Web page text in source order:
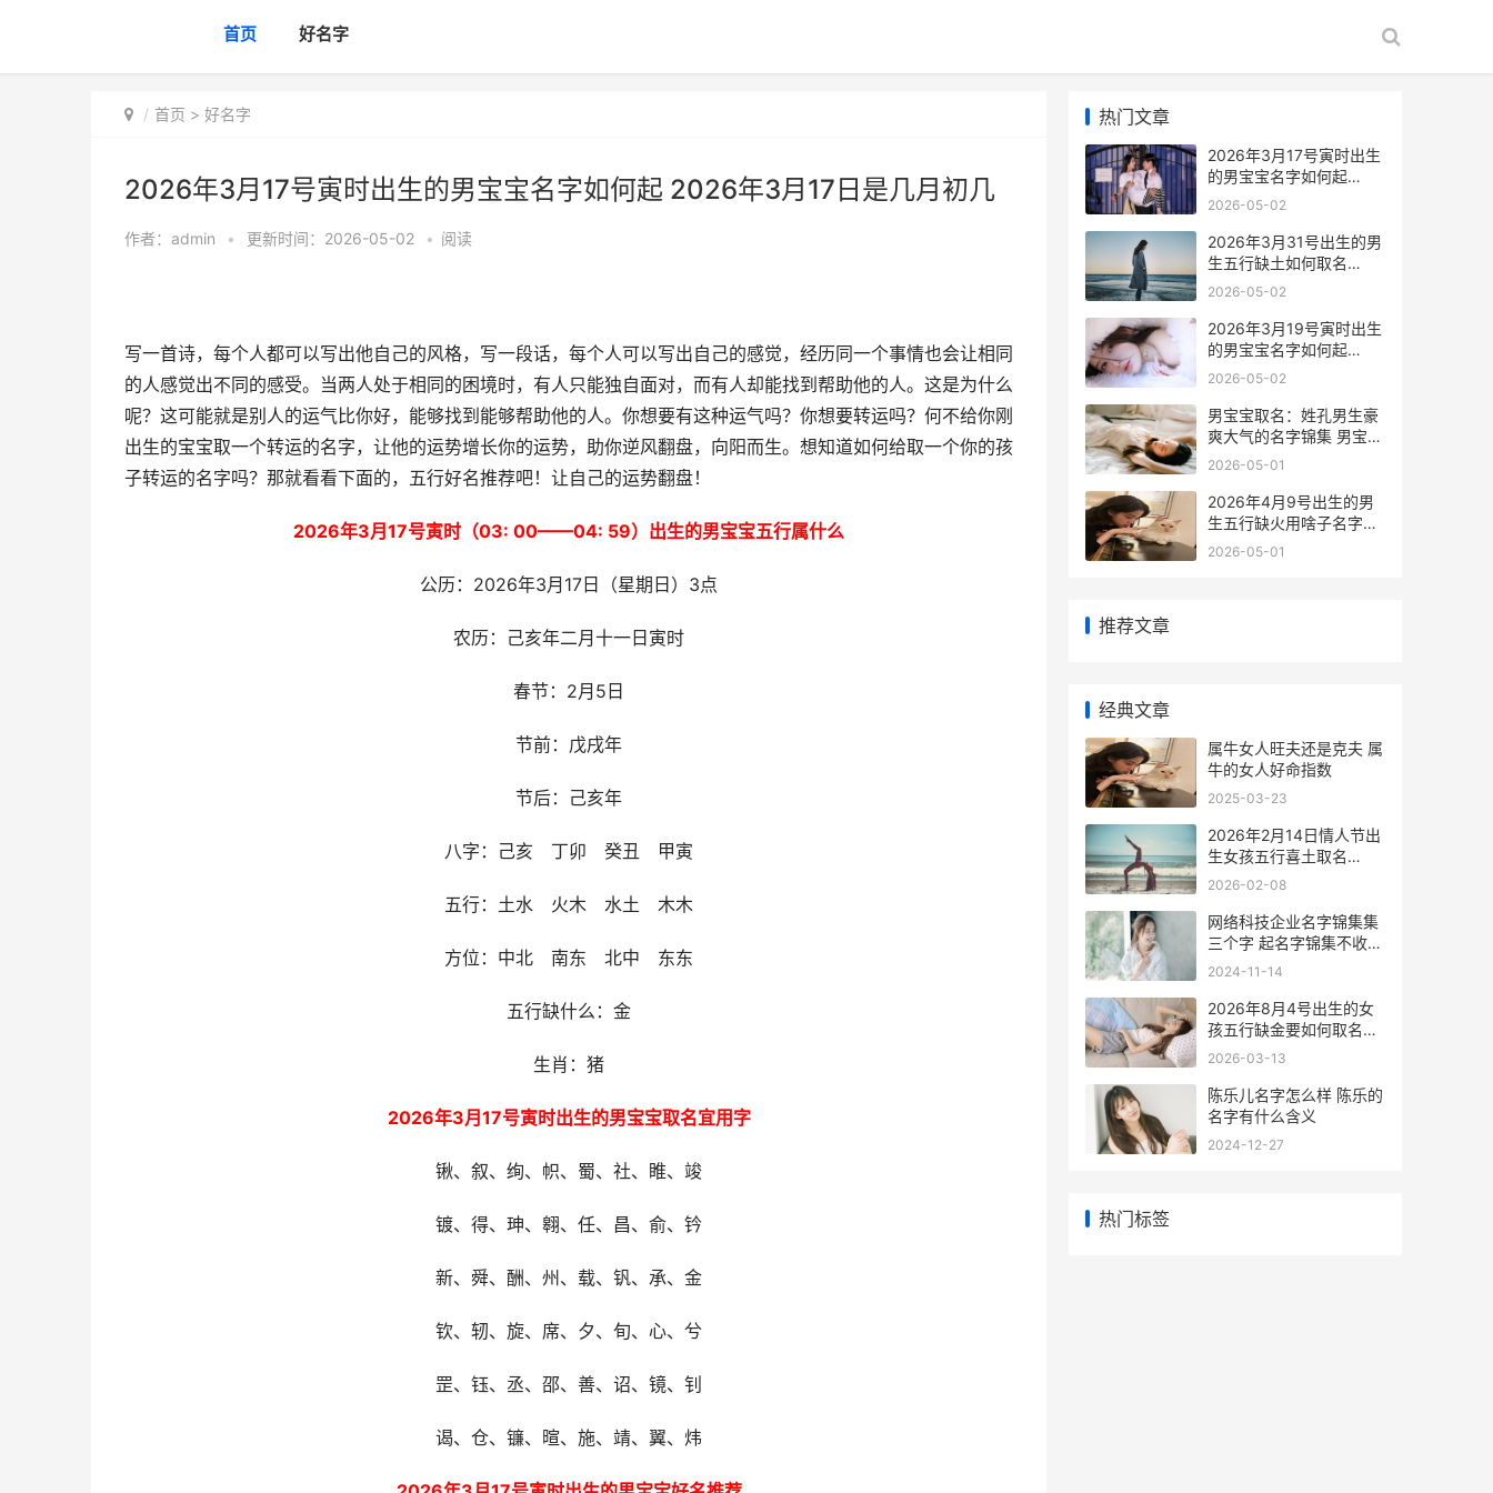
首页 好名字
首页 > 好名字
2026年3月17号寅时出生的男宝宝名字如何起 2026年3月17日是几月初几
作者： admin • 更新时间：2026-05-02 • 阅读
写一首诗，每个人都可以写出他自己的风格，写一段话，每个人可以写出自己的感觉，经历同一个事情也会让相同
的人感觉出不同的感受。当两人处于相同的困境时，有人只能独自面对，而有人却能找到帮助他的人。这是为什么
呢？这可能就是别人的运气比你好，能够找到能够帮助他的人。你想要有这种运气吗？你想要转运吗？何不给你刚
出生的宝宝取一个转运的名字，让他的运势增长你的运势，助你逆风翻盘，向阳而生。想知道如何给取一个你的孩
子转运的名字吗？那就看看下面的，五行好名推荐吧！让自己的运势翻盘！
2026年3月17号寅时（03: 00——04: 59）出生的男宝宝五行属什么
公历：2026年3月17日（星期日）3点
农历：己亥年二月十一日寅时
春节：2月5日
节前：戊戌年
节后：己亥年
八字：己亥 丁卯 癸丑 甲寅
五行：土水 火木 水土 木木
方位：中北 南东 北中 东东
五行缺什么：金
生肖：猪
2026年3月17号寅时出生的男宝宝取名宜用字
锹、叙、绚、帜、蜀、社、睢、竣
镀、得、珅、翱、任、昌、俞、钤
新、舜、酬、州、载、钒、承、金
钦、轫、旋、席、夕、旬、心、兮
罡、钰、丞、邵、善、诏、镜、钊
谒、仓、镰、暄、施、靖、翼、炜
热门文章
2026年3月17号寅时出生
的男宝宝名字如何起
2026年3月17日是几月初
2026-05-02
2026年3月31号出生的男
生五行缺土如何取名
2026年3月31号出生的孩
2026-05-02
2026年3月19号寅时出生
的男宝宝名字如何起
2026年3月19号星期几
2026-05-02
男宝宝取名：姓孔男生豪
爽大气的名字锦集 男宝宝
取名姓唐
2026-05-01
2026年4月9号出生的男
生五行缺火用啥子名字好
2026年四月九号是农历多
2026-05-01
推荐文章
经典文章
属牛女人旺夫还是克夫 属
牛的女人好命指数
2025-03-23
2026年2月14日情人节出
生女孩五行喜土取名
2026年2月14日情人节图
2026-02-08
网络科技企业名字锦集集
三个字 起名字锦集不收费
网络科技公司取名字大全
2024-11-14
2026年8月4号出生的女
孩五行缺金要如何取名字
2026年八月初四出生是什
2026-03-13
陈乐儿名字怎么样 陈乐的
名字有什么含义
2024-12-27
热门标签